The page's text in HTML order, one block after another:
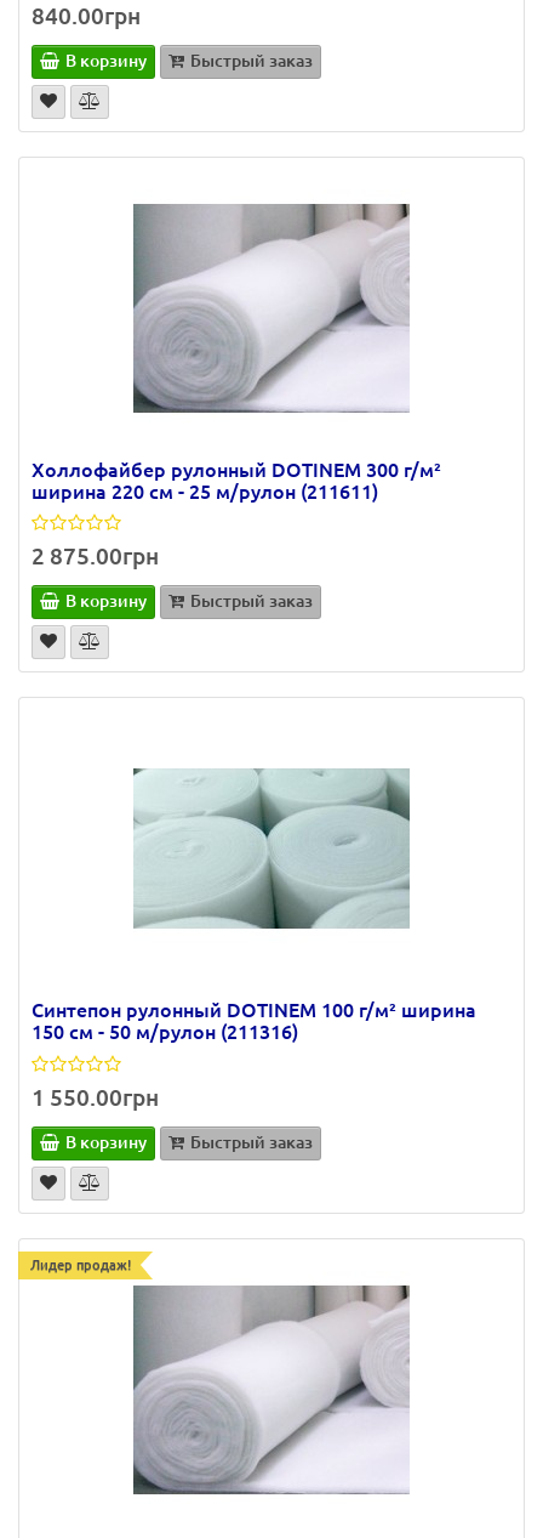
840.00грн
В корзину Быстрый заказ
Холлофайбер рулонный DOTINEM 300 г/м²
ширина 220 см - 25 м/рулон (211611)
2 875.00грн
В корзину Быстрый заказ
Синтепон рулонный DOTINEM 100 г/м² ширина
150 см - 50 м/рулон (211316)
1 550.00грн
В корзину Быстрый заказ
Лидер продаж!